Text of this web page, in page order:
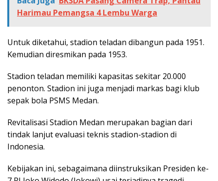
Harimau Pemangsa 4 Lembu Warga
Untuk diketahui, stadion teladan dibangun pada 1951.
Kemudian diresmikan pada 1953.
Stadion teladan memiliki kapasitas sekitar 20.000
penonton. Stadion ini juga menjadi markas bagi klub
sepak bola PSMS Medan.
Revitalisasi Stadion Medan merupakan bagian dari
tindak lanjut evaluasi teknis stadion-stadion di
Indonesia.
Kebijakan ini, sebagaimana diinstruksikan Presiden ke-